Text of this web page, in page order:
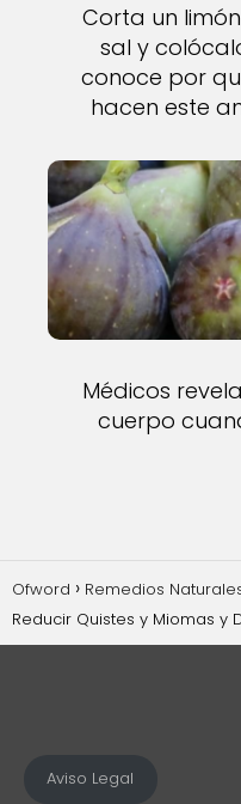
Corta un
sal y
conoce por
hacen este
Médicos
cuerpo
Ofword Remedios
Reducir Quistes y Miomas y
Aviso Legal